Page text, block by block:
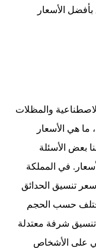
الأسعار
والمظلات
هي الأسعار
بعض الأسئلة
في المملكة
تنسيق الحدائق
ريال، والتي تختلف حسب الحجم
تنسيق شرفة معتدلة
ينبغي على الأشخاص